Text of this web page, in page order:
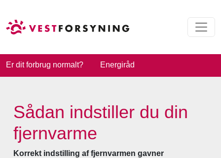
Er dit forbrug normalt? Energiråd
Sådan indstiller du din
fjernvarme
Korrekt indstilling af fjernvarmen gavner